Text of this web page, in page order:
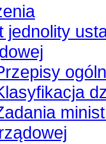
jednolity